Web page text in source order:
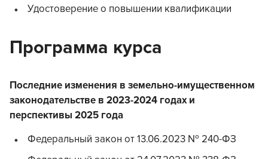
Удостоверение о повышении квалификации
Программа курса
Последние изменения в земельно-имущественном
законодательстве в 2023-2024 годах и
перспективы 2025 года
Федеральный закон от 13.06.2023 № 240-ФЗ